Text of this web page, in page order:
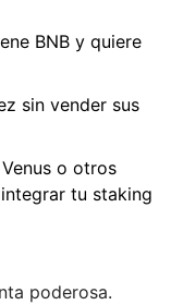
BNB y quiere
sin vender sus
o otros
tu staking
poderosa.